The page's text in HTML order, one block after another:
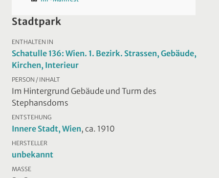
Stadtpark
ENTHALTEN IN
Schatulle 136: Wien. 1. Bezirk. Strassen, Gebäude,
Kirchen, Interieur
PERSON / INHALT
Im Hintergrund Gebäude und Turm des
Stephansdoms
ENTSTEHUNG
Innere Stadt, Wien, ca. 1910
HERSTELLER
unbekannt
MASSE